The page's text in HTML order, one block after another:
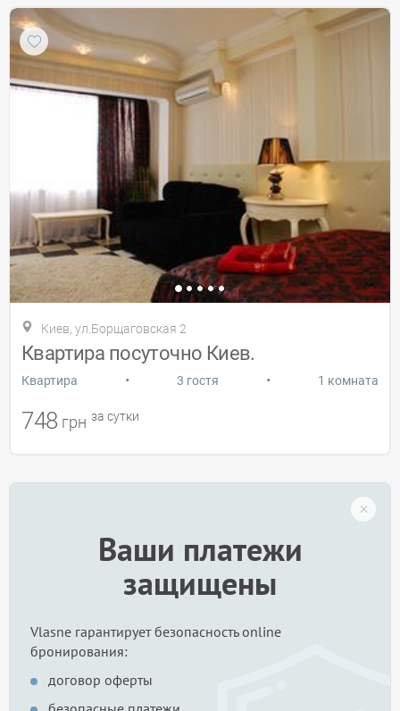
Киев, ул.Борщаговская 2
Квартира посуточно Киев.
Квартира • 3 гостя • 1 комната
748 грн за сутки
Ваши платежи
защищены
Vlasne гарантирует безопасность online
бронирования:
договор оферты